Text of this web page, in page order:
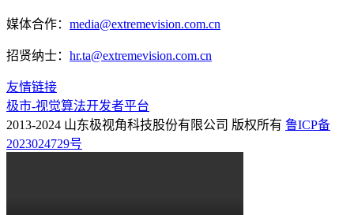
媒体合作： media@extremevision.com.cn
招贤纳士： hr.ta@extremevision.com.cn
友情链接
极市-视觉算法开发者平台
2013-2024 山东极视角科技股份有限公司 版权所有 鲁ICP备
2023024729号